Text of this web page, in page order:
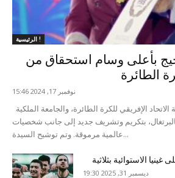
الرئيسية !
بأعلى وسام استحقاق من
الطائرة
نوفمبر 17, 2024 15:46
بتكريم وتشريف جديد إلى جانب شخصيات
عالمية مرموقة. وتم توشيح السيدة...
الاستوائية بثلاثية
ديسمبر 31, 2025 19:30